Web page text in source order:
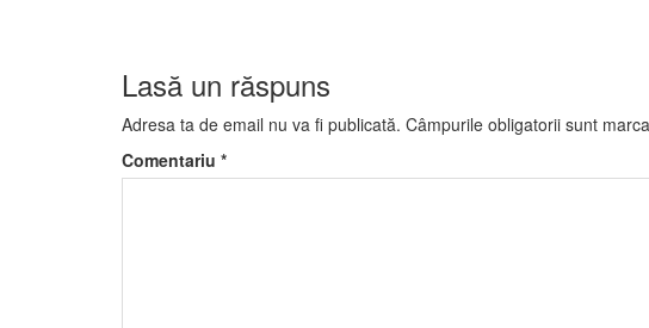
Lasă un răspuns
Adresa ta de email nu va fi publicată. Câmpurile obligatorii sunt
Comentariu *